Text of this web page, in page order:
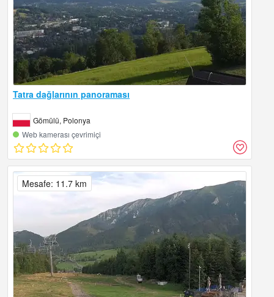
Tatra dağlarının panoraması
Gömülü, Polonya
Web kamerası çevrimiçi
Mesafe: 11.7 km